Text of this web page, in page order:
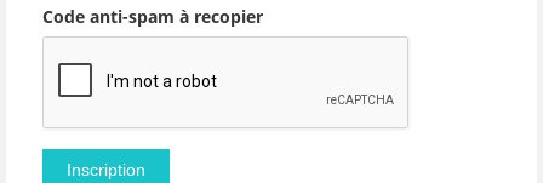
Code anti-spam à recopier